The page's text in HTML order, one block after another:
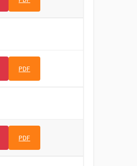
PDF
PDF